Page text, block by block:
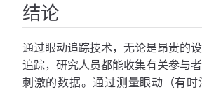
结论
通过眼动追踪技术，无论是昂贵的
追踪，研究人员都能收集有关参与
刺激的数据。通过测量眼动（有